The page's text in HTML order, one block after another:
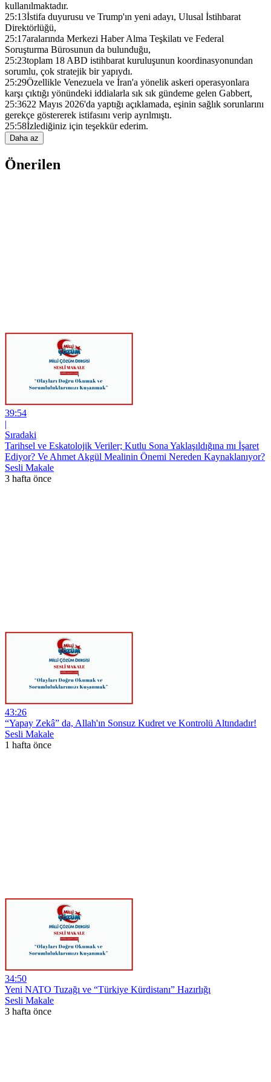
kullanılmaktadır.
25:13İstifa duyurusu ve Trump'ın yeni adayı, Ulusal İstihbarat
Direktörlüğü,
25:17aralarında Merkezi Haber Alma Teşkilatı ve Federal
Soruşturma Bürosunun da bulunduğu,
25:23toplam 18 ABD istihbarat kuruluşunun koordinasyonundan
sorumlu, çok stratejik bir yapıydı.
25:29Özellikle Venezuela ve İran'a yönelik askeri operasyonlara
karşı çıktığı yönündeki iddialarla sık sık gündeme gelen Gabbert,
25:3622 Mayıs 2026'da yaptığı açıklamada, eşinin sağlık sorunlarını
gerekçe göstererek istifasını verip ayrılmıştı.
25:58İzlediğiniz için teşekkür ederim.
Daha az
Önerilen
39:54
|
Sıradaki
Tarihsel ve Eskatolojik Veriler; Kutlu Sona Yaklaşıldığına mı İşaret
Ediyor? Ve Ahmet Akgül Mealinin Önemi Nereden Kaynaklanıyor?
Sesli Makale
3 hafta önce
43:26
“Yapay Zekâ” da, Allah'ın Sonsuz Kudret ve Kontrolü Altındadır!
Sesli Makale
1 hafta önce
34:50
Yeni NATO Tuzağı ve “Türkiye Kürdistanı” Hazırlığı
Sesli Makale
3 hafta önce